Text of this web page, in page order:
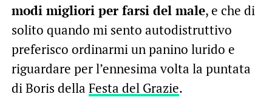
modi migliori per farsi del male, e che di
solito quando mi sento autodistruttivo
preferisco ordinarmi un panino lurido e
riguardare per l’ennesima volta la puntata
di Boris della Festa del Grazie.